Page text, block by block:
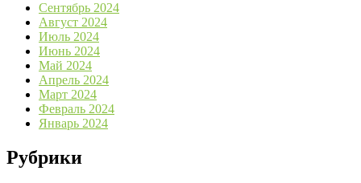
Сентябрь 2024
Август 2024
Июль 2024
Июнь 2024
Май 2024
Апрель 2024
Март 2024
Февраль 2024
Январь 2024
Рубрики